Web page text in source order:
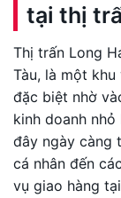
tại thị
Thị trấn Long
Tàu, là một
đặc biệt nhờ
kinh doanh nhỏ
đây ngày càng
cá nhân đến
vụ giao hàng